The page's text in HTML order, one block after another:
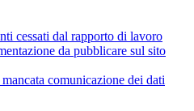
cessati dal rapporto di lavoro
da pubblicare sul sito
comunicazione dei dati